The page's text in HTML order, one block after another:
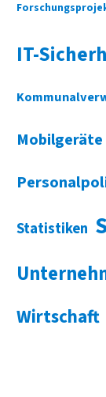
IT-
Mobilgeräte
Statistiken
Wirtschaft